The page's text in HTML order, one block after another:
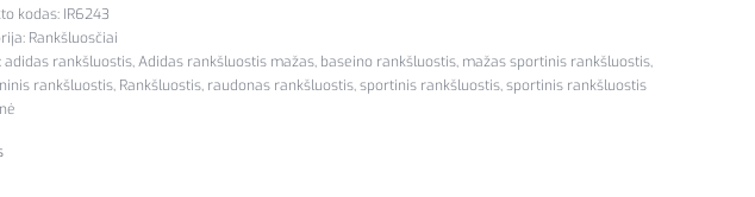
IR6243
Rankšluosčiai
adidas rankšluostis,Adidas rankšluostis mažas, baseino rankšluostis, mažas sportinis rankšluostis,
rankšluostis, Rankšluostis, raudonas rankšluostis,sportinis rankšluostis,sportinis rankšluostis